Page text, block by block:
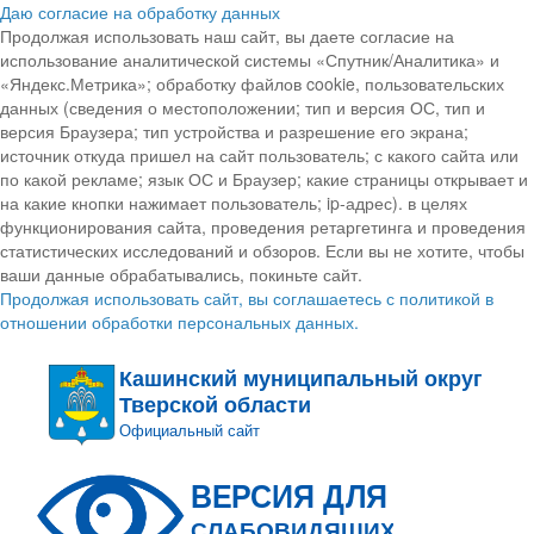
Даю согласие на обработку данных
Продолжая использовать наш сайт, вы даете согласие на
использование аналитической системы «Спутник/Аналитика» и
«Яндекс.Метрика»; обработку файлов cookie, пользовательских
данных (сведения о местоположении; тип и версия ОС, тип и
версия Браузера; тип устройства и разрешение его экрана;
источник откуда пришел на сайт пользователь; с какого сайта или
по какой рекламе; язык ОС и Браузер; какие страницы открывает и
на какие кнопки нажимает пользователь; ip-адрес). в целях
функционирования сайта, проведения ретаргетинга и проведения
статистических исследований и обзоров. Если вы не хотите, чтобы
ваши данные обрабатывались, покиньте сайт.
Продолжая использовать сайт, вы соглашаетесь с политикой в
отношении обработки персональных данных.